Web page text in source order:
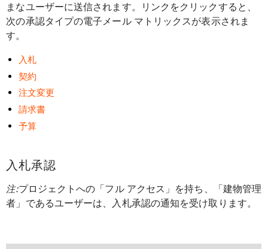
まなユーザーに送信されます。リンクをクリックすると、
次の承認タイプの電子メール マトリックスが表示されま
す。
入札
契約
注文変更
請求書
予算
入札承認
注:プロジェクトへの「フル アクセス」を持ち、「建物管理
者」であるユーザーは、入札承認の通知を受け取ります。